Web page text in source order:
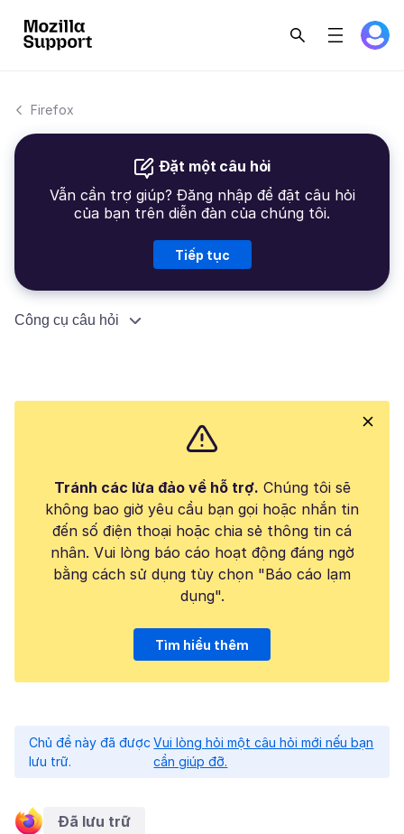
Firefox
Đặt một câu hỏi
Vẫn cần trợ giúp? Đăng nhập để đặt câu hỏi
của bạn trên diễn đàn của chúng tôi.
Tiếp tục
Công cụ câu hỏi
Tránh các lừa đảo về hỗ trợ. Chúng tôi sẽ
không bao giờ yêu cầu bạn gọi hoặc nhắn tin
đến số điện thoại hoặc chia sẻ thông tin cá
nhân. Vui lòng báo cáo hoạt động đáng ngờ
bằng cách sử dụng tùy chọn "Báo cáo lạm
dụng".
Tìm hiểu thêm
Chủ đề này đã được
lưu trữ.
Vui lòng hỏi một câu hỏi mới nếu bạn
cần giúp đỡ.
Đã lưu trữ